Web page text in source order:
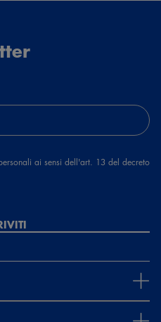
ai sensi dell'art. 13 del decreto